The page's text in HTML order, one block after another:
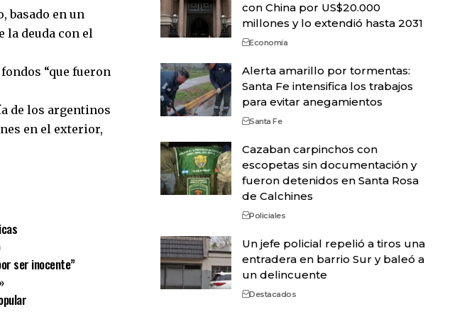
basado en un
deuda con el
“que fueron
de los argentinos
en el exterior,
ser inocente”
con China por US$20.000
millones y lo extendió hasta 2031
Economía
Alerta amarillo por tormentas:
Santa Fe intensifica los trabajos
para evitar anegamientos
Santa Fe
Cazaban carpinchos con
escopetas sin documentación y
fueron detenidos en Santa Rosa
de Calchines
Policiales
Un jefe policial repelió a tiros una
entradera en barrio Sur y baleó a
un delincuente
Destacados